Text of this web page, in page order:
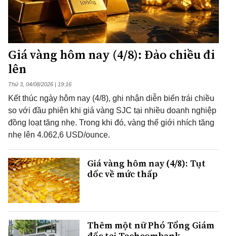
Giá vàng hôm nay (4/8): Đảo chiều đi
lên
Thứ 3, 04/08/2026 | 19:16
Kết thúc ngày hôm nay (4/8), ghi nhận diễn biến trái chiều
so với đầu phiên khi giá vàng SJC tại nhiều doanh nghiệp
đồng loạt tăng nhẹ. Trong khi đó, vàng thế giới nhích tăng
nhẹ lên 4.062,6 USD/ounce.
Giá vàng hôm nay (4/8): Tụt
dốc về mức thấp
Thêm một nữ Phó Tổng Giám